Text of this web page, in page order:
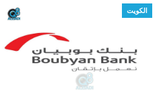
الكويت